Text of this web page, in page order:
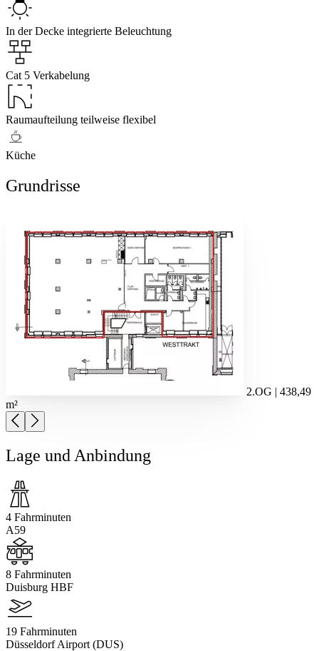
In der Decke integrierte Beleuchtung
Cat 5 Verkabelung
Raumaufteilung teilweise flexibel
Küche
Grundrisse
2.OG | 438,49
m²
Lage und Anbindung
4 Fahrminuten
A59
8 Fahrminuten
Duisburg HBF
19 Fahrminuten
Düsseldorf Airport (DUS)